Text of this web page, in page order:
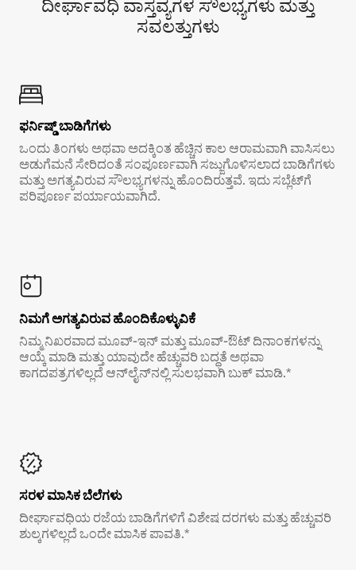
ದೀರ್ಘಾವಧಿ ವಾಸ್ತವ್ಯಗಳ ಸೌಲಭ್ಯಗಳು ಮತ್ತು
ಸವಲತ್ತುಗಳು
ಫರ್ನಿಷ್ಡ್ ಬಾಡಿಗೆಗಳು
ಒಂದು ತಿಂಗಳು ಅಥವಾ ಅದಕ್ಕಿಂತ ಹೆಚ್ಚಿನ ಕಾಲ ಆರಾಮವಾಗಿ ವಾಸಿಸಲು
ಅಡುಗೆಮನೆ ಸೇರಿದಂತೆ ಸಂಪೂರ್ಣವಾಗಿ ಸಜ್ಜುಗೊಳಿಸಲಾದ ಬಾಡಿಗೆಗಳು
ಮತ್ತು ಅಗತ್ಯವಿರುವ ಸೌಲಭ್ಯಗಳನ್ನು ಹೊಂದಿರುತ್ತವೆ. ಇದು ಸಬ್ಲೆಟ್‌ಗೆ
ಪರಿಪೂರ್ಣ ಪರ್ಯಾಯವಾಗಿದೆ.
ನಿಮಗೆ ಅಗತ್ಯವಿರುವ ಹೊಂದಿಕೊಳ್ಳುವಿಕೆ
ನಿಮ್ಮ ನಿಖರವಾದ ಮೂವ್-ಇನ್ ಮತ್ತು ಮೂವ್-ಔಟ್ ದಿನಾಂಕಗಳನ್ನು
ಆಯ್ಕೆ ಮಾಡಿ ಮತ್ತು ಯಾವುದೇ ಹೆಚ್ಚುವರಿ ಬದ್ಧತೆ ಅಥವಾ
ಕಾಗದಪತ್ರಗಳಿಲ್ಲದೆ ಆನ್‌ಲೈನ್‌ನಲ್ಲಿ ಸುಲಭವಾಗಿ ಬುಕ್ ಮಾಡಿ.*
ಸರಳ ಮಾಸಿಕ ಬೆಲೆಗಳು
ದೀರ್ಘಾವಧಿಯ ರಜೆಯ ಬಾಡಿಗೆಗಳಿಗೆ ವಿಶೇಷ ದರಗಳು ಮತ್ತು ಹೆಚ್ಚುವರಿ
ಶುಲ್ಕಗಳಿಲ್ಲದೆ ಒಂದೇ ಮಾಸಿಕ ಪಾವತಿ.*